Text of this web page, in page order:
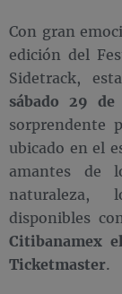
Con gran
edición del
Sidetrack,
sábado 29
sorprendente
ubicado en el
amantes de
naturaleza,
disponibles
Citibanamex
Ticketmaster.